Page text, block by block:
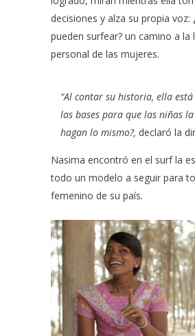
decisiones y alza su propia voz:
pueden surfear? un camino a la
personal de las mujeres.
“Al contar su historia, ella
las bases para que las niñas
hagan lo mismo?, declaró la
Nasima encontró en el surf la
todo un modelo a seguir para
femenino de su país.